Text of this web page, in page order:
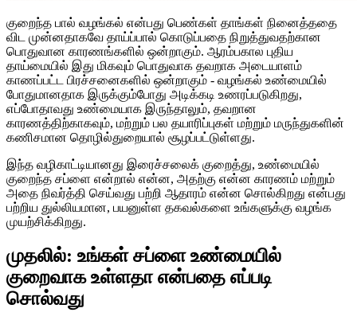
குறைந்த பால் வழங்கல் என்பது பெண்கள் தாங்கள் நினைத்ததை
விட முன்னதாகவே தாய்ப்பால் கொடுப்பதை நிறுத்துவதற்கான
பொதுவான காரணங்களில் ஒன்றாகும். ஆரம்பகால புதிய
தாய்மையில் இது மிகவும் பொதுவாக தவறாக அடையாளம்
காணப்பட்ட பிரச்சனைகளில் ஒன்றாகும் - வழங்கல் உண்மையில்
போதுமானதாக இருக்கும்போது அடிக்கடி உணரப்படுகிறது,
எப்போதாவது உண்மையாக இருந்தாலும், தவறான
காரணத்திற்காகவும், மற்றும் பல தயாரிப்புகள் மற்றும் மருந்துகளின்
கணிசமான தொழில்துறையால் சூழப்பட்டுள்ளது.
இந்த வழிகாட்டியானது இரைச்சலைக் குறைத்து, உண்மையில்
குறைந்த சப்ளை என்றால் என்ன, அதற்கு என்ன காரணம் மற்றும்
அதை நிவர்த்தி செய்வது பற்றி ஆதாரம் என்ன சொல்கிறது என்பது
பற்றிய துல்லியமான, பயனுள்ள தகவல்களை உங்களுக்கு வழங்க
முயற்சிக்கிறது.
முதலில்: உங்கள் சப்ளை உண்மையில்
குறைவாக உள்ளதா என்பதை எப்படி
சொல்வது